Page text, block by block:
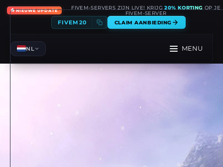
🔥NIEUWE UPDATE FIVEM-SERVERS ZIJN LIVE! KRIJG20% KORTING OP JE
FIVEM-SERVER
FIVEM20 CLAIM AANBIEDING
NL MENU